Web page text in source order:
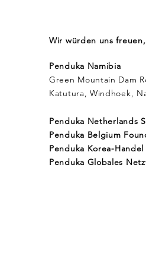
Wir würden uns
Penduka Namibia
Green Mountain Dam
Katutura, Windhoek,
Penduka Netherlands
Penduka Belgium
Penduka Korea-Handel
Penduka Globales